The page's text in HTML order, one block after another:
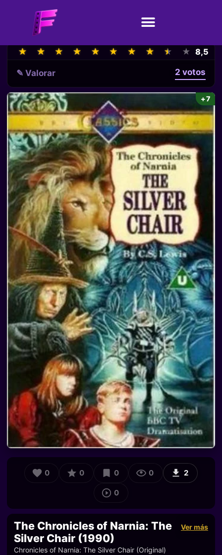
★
★ ★
★ ★
★ ★
★ ★
★ ★
★ ★
★ ★
★ ★
★ ★
★ 8,5
✎ Valorar 2 votos
+7
0 0 0 0 2
0
The Chronicles of Narnia: The
Silver Chair (1990)
Ver más
Chronicles of Narnia: The Silver Chair (Original)